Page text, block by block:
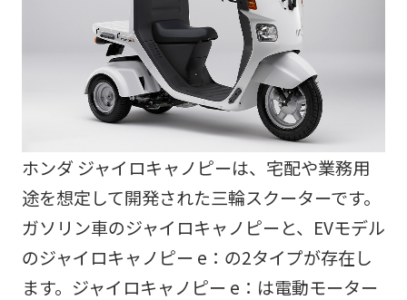
ホンダ ジャイロキャノピーは、宅配や業務用
途を想定して開発された三輪スクーターです。
ガソリン車のジャイロキャノピーと、EVモデル
のジャイロキャノピー e：の2タイプが存在し
ます。ジャイロキャノピー e：は電動モーター